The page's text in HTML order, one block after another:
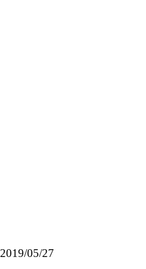
2019/05/27